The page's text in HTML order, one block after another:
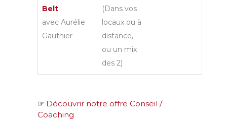
Belt
avec Aurélie
Gauthier
(Dans vos
locaux ou à
distance,
ou un mix
des 2)
☞ Découvrir notre offre Conseil /
Coaching